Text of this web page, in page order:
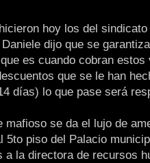
hoy los del
dijo que se
es cuando cobran estos
que se le han
días) lo que pase será
mafioso se da el lujo de
5to piso del Palacio
a la directora de recursos